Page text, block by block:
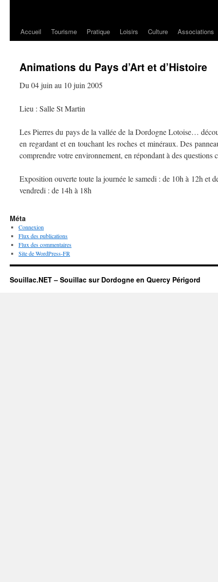
Accueil Tourisme Pratique Loisirs Culture Associations
Animations du Pays d’Art et d’Histoire
Du 04 juin au 10 juin 2005
Lieu : Salle St Martin
Les Pierres du pays de la vallée de la Dordogne Lotoise…
en regardant et en touchant les roches et minéraux. Des
comprendre votre environnement, en répondant à des questions
Exposition ouverte toute la journée le samedi : de 10h à 12h et
vendredi : de 14h à 18h
Méta
Connexion
Flux des publications
Flux des commentaires
Site de WordPress-FR
Souillac.NET – Souillac sur Dordogne en Quercy Périgord